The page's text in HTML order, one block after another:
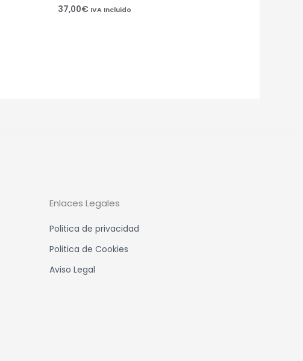
37,00€ IVA Incluido
Enlaces Legales
Politica de privacidad
Politica de Cookies
Aviso Legal